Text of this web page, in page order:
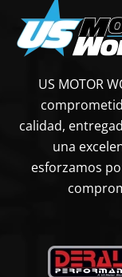
US MOTOR
calidad,
una
esforzamos